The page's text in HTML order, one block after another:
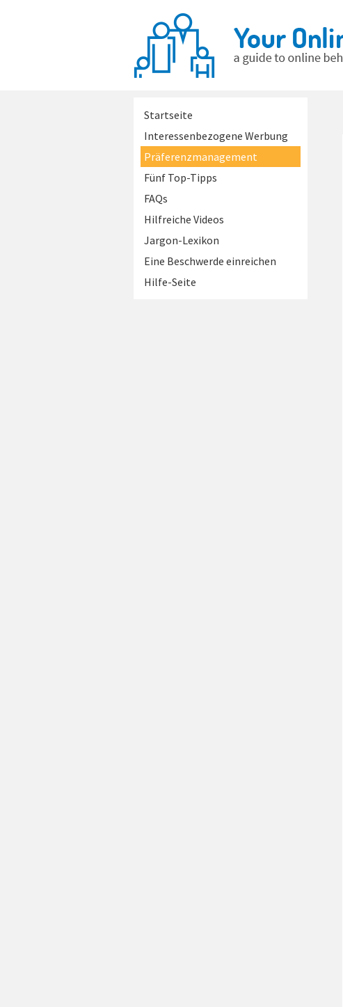
Startseite
Interessenbezogene Werbung
Präferenzmanagement
Fünf Top-Tipps
FAQs
Hilfreiche Videos
Jargon-Lexikon
Eine Beschwerde einreichen
Hilfe-Seite